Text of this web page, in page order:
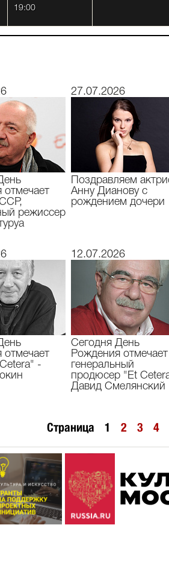
19:00
отмечает
режиссер
27.07.2026
Поздравляем
Анну Дианову с
рождением дочери
отмечает
-
12.07.2026
Сегодня День
Рождения отмечает
генеральный
продюсер "Et
Давид Смелянский
Страница 1 2 3 4